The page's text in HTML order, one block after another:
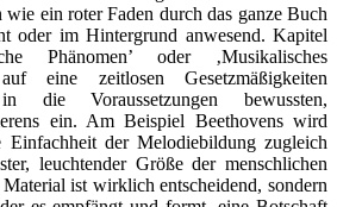
ein roter Faden durch das ganze Buch
oder im Hintergrund anwesend. Kapitel
Phänomen’ oder ‚Musikalisches
eine zeitlosen Gesetzmäßigkeiten
die Voraussetzungen bewussten,
ein. Am Beispiel Beethovens wird
Einfachheit der Melodiebildung zugleich
leuchtender Größe der menschlichen
ist wirklich entscheidend, sondern